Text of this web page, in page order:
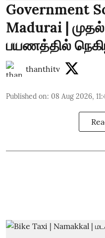
Government
Madurai |
பயணத்தில்
thanthitv
Published on: 08 Aug 2026,